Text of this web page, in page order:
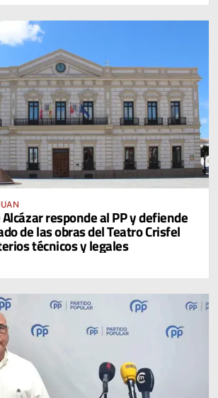
responde al PP y defiende
de las obras del Teatro Crisfel
técnicos y legales